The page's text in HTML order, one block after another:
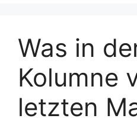
Was in
Kolumne
letzten